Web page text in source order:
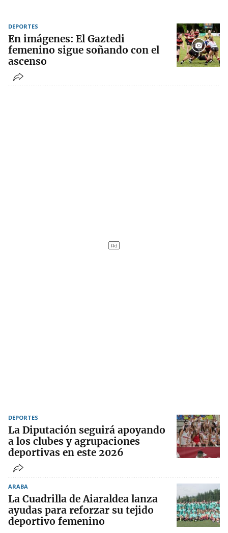
DEPORTES
En imágenes: El Gaztedi
femenino sigue soñando con el
ascenso
DEPORTES
La Diputación seguirá apoyando
a los clubes y agrupaciones
deportivas en este 2026
ARABA
La Cuadrilla de Aiaraldea lanza
ayudas para reforzar su tejido
deportivo femenino